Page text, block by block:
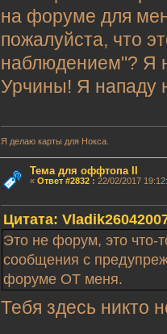
на форуме для
пожалуйста, что
наблюдением"? Я
Урчины! Я нападу
Я делаю карты для Нокса.
Тема для оффтопа II
« Ответ #2832: 22/02/2017
Цитата:
Это не форум, это что-
сообщения с
форуме ОТ меня.
Тебя здесь никто